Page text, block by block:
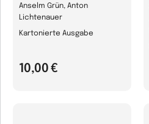
Anselm Grün, Anton
Lichtenauer
Kartonierte Ausgabe
10,00 €